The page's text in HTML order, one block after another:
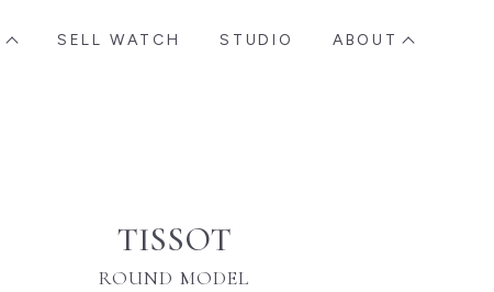
SELL WATCH STUDIO ABOUT
TISSOT
ROUND MODEL